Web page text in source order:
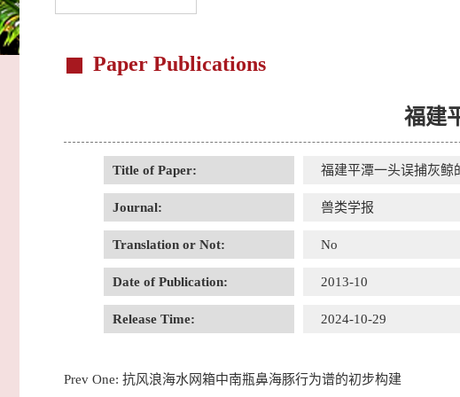
Paper Publications
福建
Title of Paper: 福建平潭一头误捕灰鲸
Journal: 兽类学报
Translation or Not: No
Date of Publication: 2013-10
Release Time: 2024-10-29
Prev One: 抗风浪海水网箱中南瓶鼻海豚行为谱的初步构建